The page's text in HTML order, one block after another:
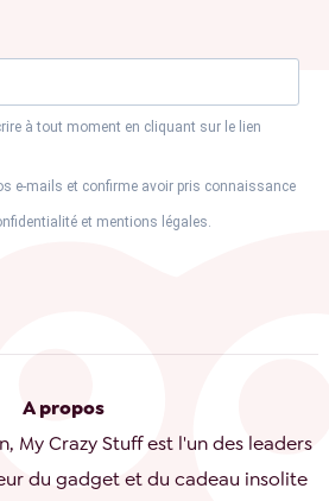
à tout moment en cliquant sur le lien
e-mails et confirme avoir pris connaissance
et mentions légales.
A propos
My Crazy Stuff est l'un des leaders
du gadget et du cadeau insolite